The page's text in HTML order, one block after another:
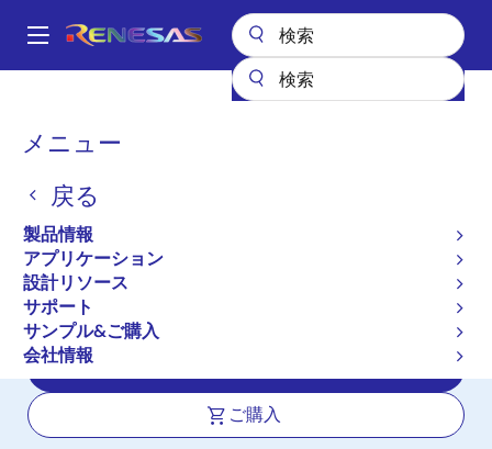
ン
Main
メニュー
戻る
製品情報
アプリケーション
設計リソース
サポート
サンプル&ご購入
会社情報
パ
く
ず
フォトカプラ（オプトカプラ）
PS2802-4
アクティブ
HIGH ISOLATION VOLTAGE
DARLINGTON TRANSISTOR TYPE SSOP
PHOTOCOUPLER
ご購入